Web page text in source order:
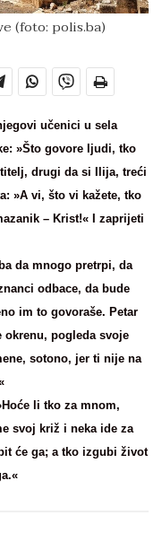
(foto: polis.ba)
učenici u sela
»Što govore ljudi, tko
drugi da si Ilija, treći
»A vi, što vi kažete, tko
– Krist!« I zaprijeti
da mnogo pretrpi, da
odbace, da bude
im to govoraše. Petar
okrenu, pogleda svoje
sotono, jer ti nije na
li tko za mnom,
svoj križ i neka ide za
će ga; a tko izgubi život